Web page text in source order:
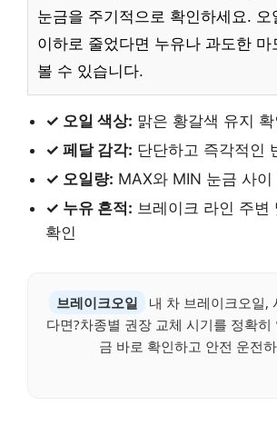
눈금을 주기적으로 확인하세요. 오
이하로 줄었다면 누유나 과도한 마
볼 수 있습니다.
✓ 오일 색상: 맑은 황갈색 유지 확
✓ 페달 감각: 단단하고 즉각적인
✓ 오일량: MAX와 MIN 눈금 사이
✓ 누유 흔적: 브레이크 라인 주변
확인
브레이크오일
내 차 브레이크오일,
다면?차종별 권장 교체 시기를 정확히
금 바로 확인하고 안전 운전